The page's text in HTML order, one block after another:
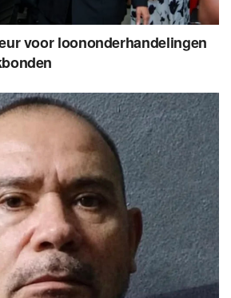
voor loononderhandelingen